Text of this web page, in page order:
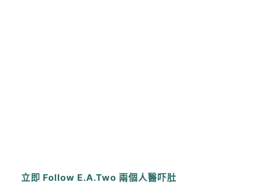
立即 Follow E.A.Two 兩個人醫吓肚